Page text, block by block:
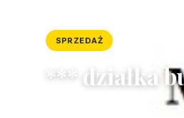
SPRZEDAŻ
*** działka